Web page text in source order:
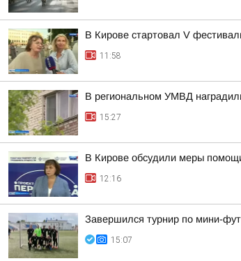
В Кирове стартовал V
11:58
В региональном УМВД
15:27
В Кирове обсудили меры
12:16
Завершился турнир по мини-
15:07